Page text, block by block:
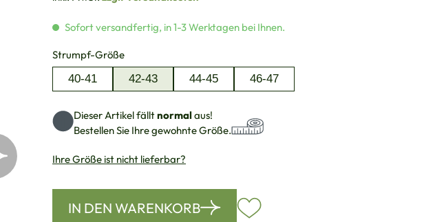
Sofort versandfertig, in 1-3 Werktagen bei Ihnen.
Strumpf-Größeauswählen
40-41
42-43 44-45 46-47
Dieser Artikel fälltnormalaus!
Bestellen Sie Ihre gewohnte Größe.
Ihre Größe ist nicht lieferbar?
IN DEN WARENKORB